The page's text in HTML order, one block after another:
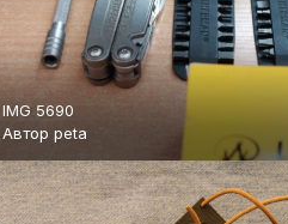
IMG 5690
Автор peta